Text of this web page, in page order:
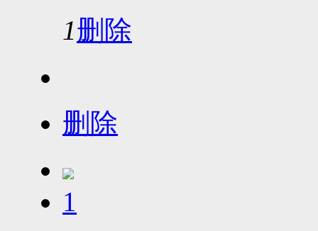
1删除
删除
1